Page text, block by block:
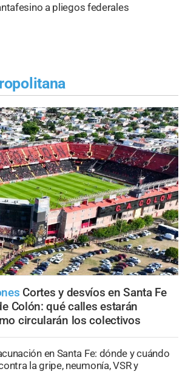
a pliegos federales
Cortes y desvíos en Santa Fe
Colón: qué calles estarán
circularán los colectivos
en Santa Fe: dónde y cuándo
la gripe, neumonía, VSR y